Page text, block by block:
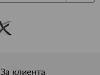
За клиента